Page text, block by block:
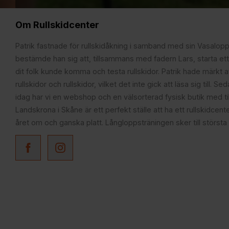
Om Rullskidcenter
Patrik fastnade för rullskidåkning i samband med sin
bestämde han sig att, tillsammans med fadern Lars, starta
dit folk kunde komma och testa rullskidor. Patrik hade märkt
rullskidor och rullskidor, vilket det inte gick att läsa sig till.
idag har vi en webshop och en välsorterad fysisk butik med
Landskrona i Skåne är ett perfekt ställe att ha ett
året om och ganska platt. Långloppsträningen sker till största